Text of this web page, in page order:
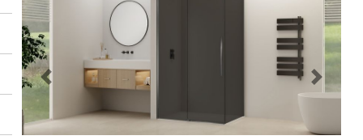
Previous Next